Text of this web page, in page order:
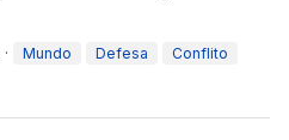
· Mundo Defesa Conflito